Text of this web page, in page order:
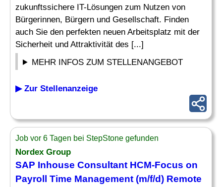
zukunftssichere IT-Lösungen zum Nutzen von
Bürgerinnen, Bürgern und Gesellschaft. Finden
auch Sie den perfekten neuen Arbeitsplatz mit der
Sicherheit und Attraktivität des [...]
MEHR INFOS ZUM STELLENANGEBOT
▶ Zur Stellenanzeige
Job vor 6 Tagen bei StepStone gefunden
Nordex Group
SAP Inhouse Consultant HCM-Focus on
Payroll Time Management (m/f/d) Remote